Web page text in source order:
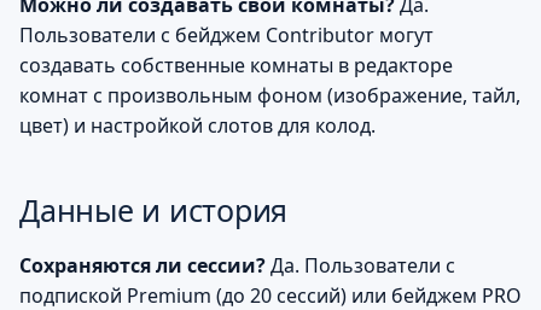
Пользователи с бейджем Contributor могут
создавать собственные комнаты в редакторе
комнат с произвольным фоном (изображение, тайл,
цвет) и настройкой слотов для колод.
Данные и история
Сохраняются ли сессии?Да. Пользователи с
подпиской Premium (до 20 сессий) или бейджем PRO